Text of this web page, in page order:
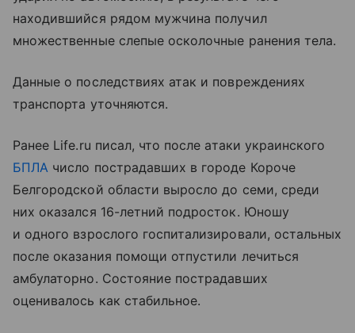
находившийся рядом мужчина получил
множественные слепые осколочные ранения тела.
Данные о последствиях атак и повреждениях
транспорта уточняются.
Ранее Life.ru писал, что после атаки украинского
БПЛА число пострадавших в городе Короче
Белгородской области выросло до семи, среди
них оказался 16-летний подросток. Юношу
и одного взрослого госпитализировали, остальных
после оказания помощи отпустили лечиться
амбулаторно. Состояние пострадавших
оценивалось как стабильное.